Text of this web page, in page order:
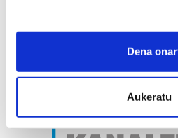
If you allow, we would also like
Collect information about
Identify your device by
specific characteristics
Dena
Aukeratu